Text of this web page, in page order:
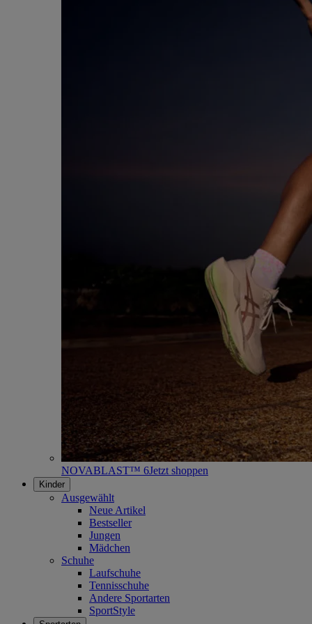
NOVABLAST™ 6Jetzt shoppen
Kinder
Ausgewählt
Neue Artikel
Bestseller
Jungen
Mädchen
Schuhe
Laufschuhe
Tennisschuhe
Andere Sportarten
SportStyle